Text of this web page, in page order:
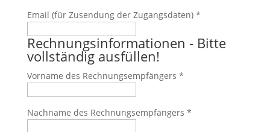
Email (für Zusendung der Zugangsdaten) *
Rechnungsinformationen - Bitte
vollständig ausfüllen!
Vorname des Rechnungsempfängers *
Nachname des Rechnungsempfängers *